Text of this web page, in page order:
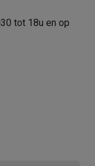
tot 18u en op